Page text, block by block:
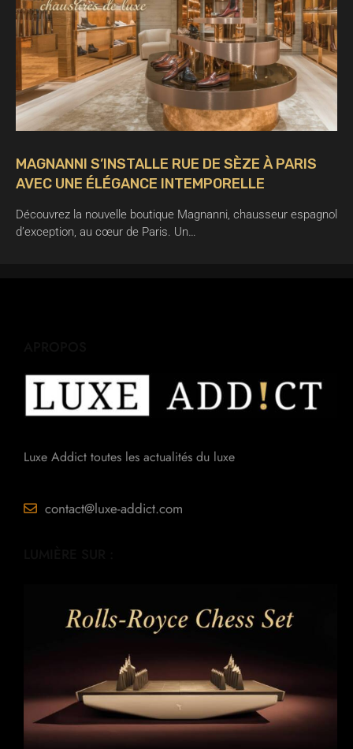
MAGNANNI S’INSTALLE RUE DE SÈZE À PARIS
AVEC UNE ÉLÉGANCE INTEMPORELLE
Découvrez la nouvelle boutique Magnanni, chausseur espagnol
d’exception, au cœur de Paris. Un…
Luxe Addict toutes les actualités du luxe
contact@luxe-addict.com